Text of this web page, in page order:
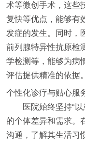
术等微创手术，这些
复快等优点，能够有
发症的发生。同时，
前列腺特异性抗原检
学检测等，能够为病
评估提供精准的依据。
个性化诊疗与贴心服
医院始终坚持“
的个体差异和需求。
沟通，了解其生活习